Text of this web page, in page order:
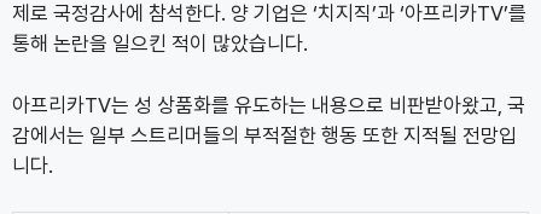
제로 국정감사에 참석한다. 양 기업은 ‘치지직’과 ‘아프리카TV’를
통해 논란을 일으킨 적이 많았습니다.
아프리카TV는 성 상품화를 유도하는 내용으로 비판받아왔고, 국
감에서는 일부 스트리머들의 부적절한 행동 또한 지적될 전망입
니다.